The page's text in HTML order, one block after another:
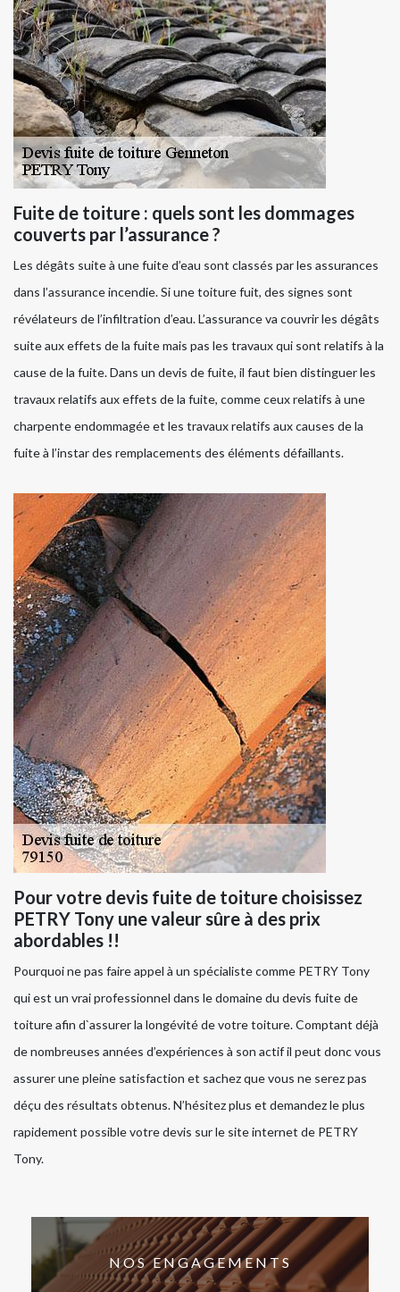
Fuite de toiture : quels sont les dommages
couverts par l’assurance ?
Les dégâts suite à une fuite d’eau sont classés par les assurances
dans l’assurance incendie. Si une toiture fuit, des signes sont
révélateurs de l’infiltration d’eau. L’assurance va couvrir les dégâts
suite aux effets de la fuite mais pas les travaux qui sont relatifs à la
cause de la fuite. Dans un devis de fuite, il faut bien distinguer les
travaux relatifs aux effets de la fuite, comme ceux relatifs à une
charpente endommagée et les travaux relatifs aux causes de la
fuite à l’instar des remplacements des éléments défaillants.
Pour votre devis fuite de toiture choisissez
PETRY Tony une valeur sûre à des prix
abordables !!
Pourquoi ne pas faire appel à un spécialiste comme PETRY Tony
qui est un vrai professionnel dans le domaine du devis fuite de
toiture afin d`assurer la longévité de votre toiture. Comptant déjà
de nombreuses années d’expériences à son actif il peut donc vous
assurer une pleine satisfaction et sachez que vous ne serez pas
déçu des résultats obtenus. N’hésitez plus et demandez le plus
rapidement possible votre devis sur le site internet de PETRY
Tony.
NOS ENGAGEMENTS